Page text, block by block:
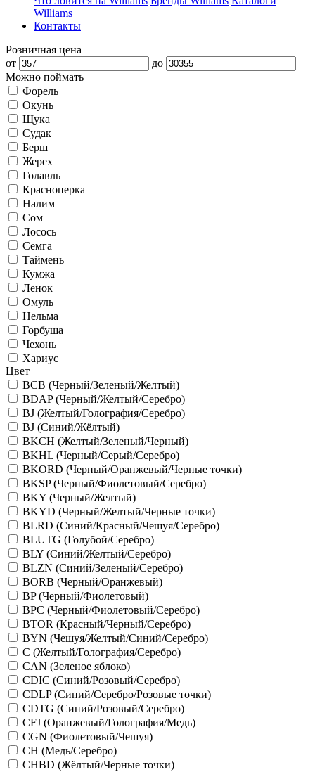
Williams
Контакты
Розничная цена
от
до
Можно поймать
Форель
Окунь
Щука
Судак
Берш
Жерех
Голавль
Красноперка
Налим
Сом
Лосось
Семга
Таймень
Кумжа
Ленок
Омуль
Нельма
Горбуша
Чехонь
Хариус
Цвет
BCB (Черный/Зеленый/Желтый)
BDAP (Черный/Желтый/Серебро)
BJ (Желтый/Голография/Серебро)
BJ (Синий/Жёлтый)
BKCH (Желтый/Зеленый/Черный)
BKHL (Черный/Серый/Серебро)
BKORD (Черный/Оранжевый/Черные точки)
BKSP (Черный/Фиолетовый/Серебро)
BKY (Черный/Желтый)
BKYD (Черный/Желтый/Черные точки)
BLRD (Синий/Красный/Чешуя/Серебро)
BLUTG (Голубой/Серебро)
BLY (Синий/Желтый/Серебро)
BLZN (Синий/Зеленый/Серебро)
BORB (Черный/Оранжевый)
BP (Черный/Фиолетовый)
BPC (Черный/Фиолетовый/Серебро)
BTOR (Красный/Черный/Серебро)
BYN (Чешуя/Желтый/Синий/Серебро)
C (Желтый/Голография/Серебро)
CAN (Зеленое яблоко)
CDIC (Синий/Розовый/Серебро)
CDLP (Синий/Серебро/Розовые точки)
CDTG (Синий/Розовый/Серебро)
CFJ (Оранжевый/Голография/Медь)
CGN (Фиолетовый/Чешуя)
CH (Медь/Серебро)
CHBD (Жёлтый/Черные точки)